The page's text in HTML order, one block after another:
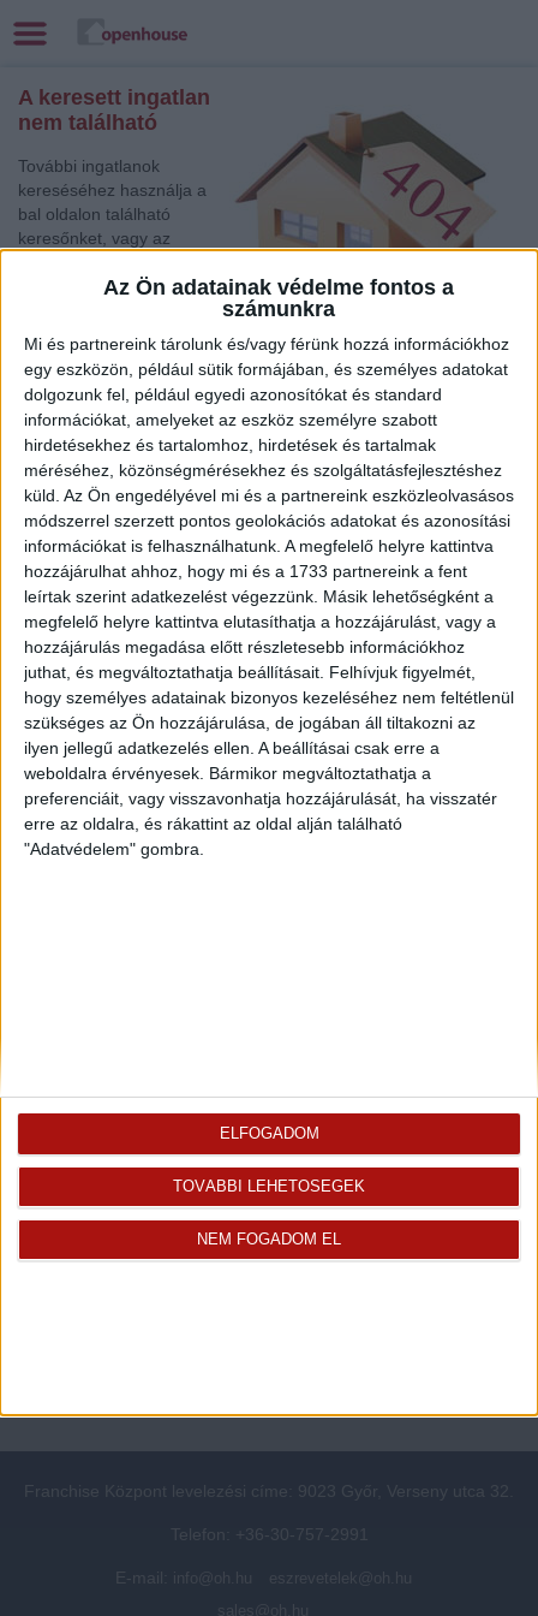
Az Ön adatainak védelme fontos a
számunkra
Mi és partnereink tárolunk és/vagy férünk hozzá információkhoz
egy eszközön, például sütik formájában, és személyes adatokat
dolgozunk fel, például egyedi azonosítókat és standard
információkat, amelyeket az eszköz személyre szabott
hirdetésekhez és tartalomhoz, hirdetések és tartalmak
méréséhez, közönségmérésekhez és szolgáltatásfejlesztéshez
küld. Az Ön engedélyével mi és a partnereink eszközleolvasásos
módszerrel szerzett pontos geolokációs adatokat és azonosítási
információkat is felhasználhatunk. A megfelelő helyre kattintva
hozzájárulhat ahhoz, hogy mi és a 1733 partnereink a fent
leírtak szerint adatkezelést végezzünk. Másik lehetőségként a
megfelelő helyre kattintva elutasíthatja a hozzájárulást, vagy a
hozzájárulás megadása előtt részletesebb információkhoz
juthat, és megváltoztathatja beállításait. Felhívjuk figyelmét,
hogy személyes adatainak bizonyos kezeléséhez nem feltétlenül
szükséges az Ön hozzájárulása, de jogában áll tiltakozni az
ilyen jellegű adatkezelés ellen. A beállításai csak erre a
weboldalra érvényesek. Bármikor megváltoztathatja a
preferenciáit, vagy visszavonhatja hozzájárulását, ha visszatér
erre az oldalra, és rákattint az oldal alján található
"Adatvédelem" gombra.
TOVÁBBI LEHETŐSÉGEK
NEM FOGADOM EL
ELFOGADOM
A keresett ingatlan
nem található
További ingatlanok
kereséséhez használja a
bal oldalon található
keresőnket, vagy az
Miskolc
, Eladó Társasházi lakás
Jászberény , Eladó Családi ház
Debrecen, Eladó Családi ház
Balatonalmádi , Eladó Családi ház
, Eladó és Kiadó Társasházi lakás, Családi ház,
Garázs, Házrész, Hotel, Ikerház
Törökszentmiklós , Eladó Társasházi lakás
Győr, Eladó Családi ház
Székesfehérvár, Eladó Társasházi lakás, Családi ház
Győr, Eladó Társasházi lakás, Családi ház, Garázs,
Házrész, Hotel, Üzlethelyiség
A központ munkatársai
Értékbecslés
Energetikai tanúsítvány
Blog
Adatvédelmi beállítások
Panaszkezelési tájékoztató
Franchise Központ levelezési címe: 9023 Győr, Verseny utca 32.
Telefon: +36-30-757-2991
E-mail: info@oh.hu
eszrevetelek@oh.hu
sales@oh.hu